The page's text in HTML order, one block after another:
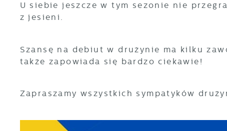
U siebie jeszcze w tym sezonie nie
z jesieni.
Szansę na debiut w drużynie ma kilku
także zapowiada się bardzo ciekawie!
Zapraszamy wszystkich sympatyków